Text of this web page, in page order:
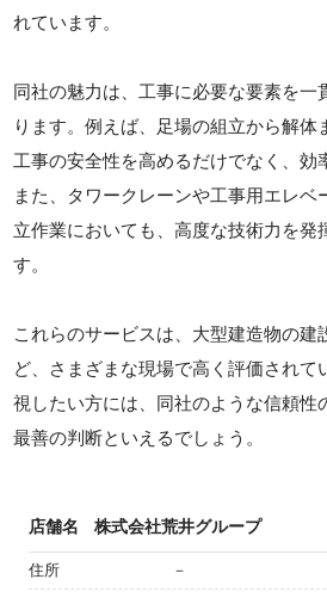
れています。
同社の魅力は、工事に必要な要素を一
ります。例えば、足場の組立から解体
工事の安全性を高めるだけでなく、効
また、タワークレーンや工事用エレベ
立作業においても、高度な技術力を発
す。
これらのサービスは、大型建造物の建
ど、さまざまな現場で高く評価されて
視したい方には、同社のような信頼性
最善の判断といえるでしょう。
店舗名 株式会社荒井グループ
住所 －